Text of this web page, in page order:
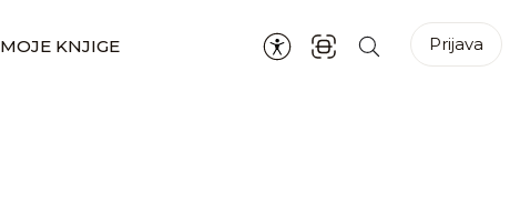
MOJE KNJIGE Prijava